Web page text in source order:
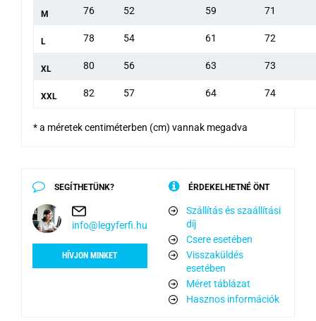
M 76 52 59 71
L 78 54 61 72
XL 80 56 63 73
XXL 82 57 64 74
* a méretek centiméterben (cm) vannak megadva
SEGÍTHETÜNK?
info@legyferfi.hu
HÍVJON MINKET
ÉRDEKELHETNÉ ÖNT
Szállítás és szaállítási
díj
Csere esetében
Visszaküldés
esetében
Méret táblázat
Hasznos információk